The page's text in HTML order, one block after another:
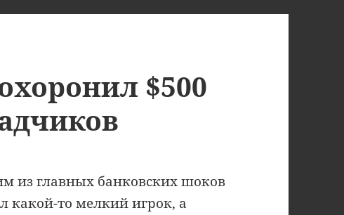
$500
из главных банковских шоков
какой-то мелкий игрок, а